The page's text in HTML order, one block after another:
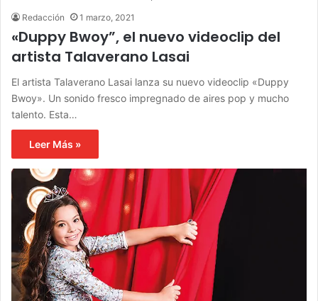
Redacción 1 marzo, 2021
«Duppy Bwoy”, el nuevo videoclip del
artista Talaverano Lasai
El artista Talaverano Lasai lanza su nuevo videoclip «Duppy
Bwoy». Un sonido fresco impregnado de aires pop y mucho
talento. Esta…
Leer Más »